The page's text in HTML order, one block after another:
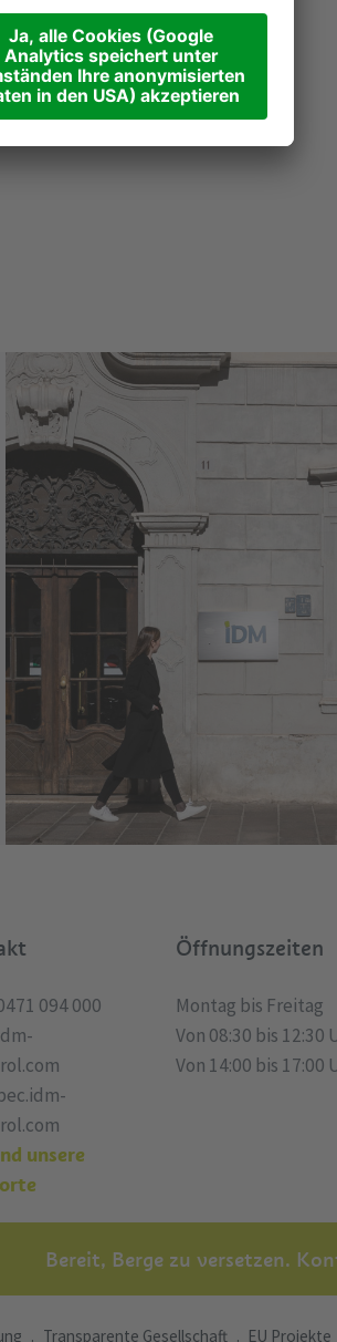
094 000
unsere
Öffnungszeiten
Montag bis Freitag
Von 08:30 bis 12:30
Von 14:00 bis 17:00
Bereit, Berge zu versetzen.
Transparente Gesellschaft EU Projekte